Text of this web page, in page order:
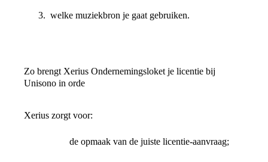
welke muziekbron je gaat gebruiken.
Zo brengt Xerius Ondernemingsloket je licentie bij
Unisono in orde
Xerius zorgt voor:
de opmaak van de juiste licentie-aanvraag;